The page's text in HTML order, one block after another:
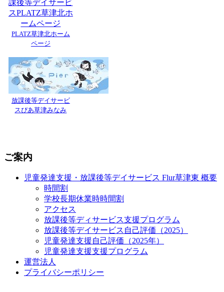
PLATZ草津北ホーム
ページ
放課後等デイサービ
スぴあ草津みなみ
ご案内
児童発達支援・放課後等デイサービス Flur草津東 概要
時間割
学校長期休業時時間割
アクセス
放課後等ディサービス支援プログラム
放課後等デイサービス自己評価（2025）
児童発達支援自己評価（2025年）
児童発達支援支援プログラム
運営法人
プライバシーポリシー